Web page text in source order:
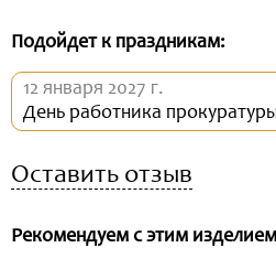
Подойдет к праздникам:
12 января 2027 г.
День работника
Оставить отзыв
Рекомендуем с этим